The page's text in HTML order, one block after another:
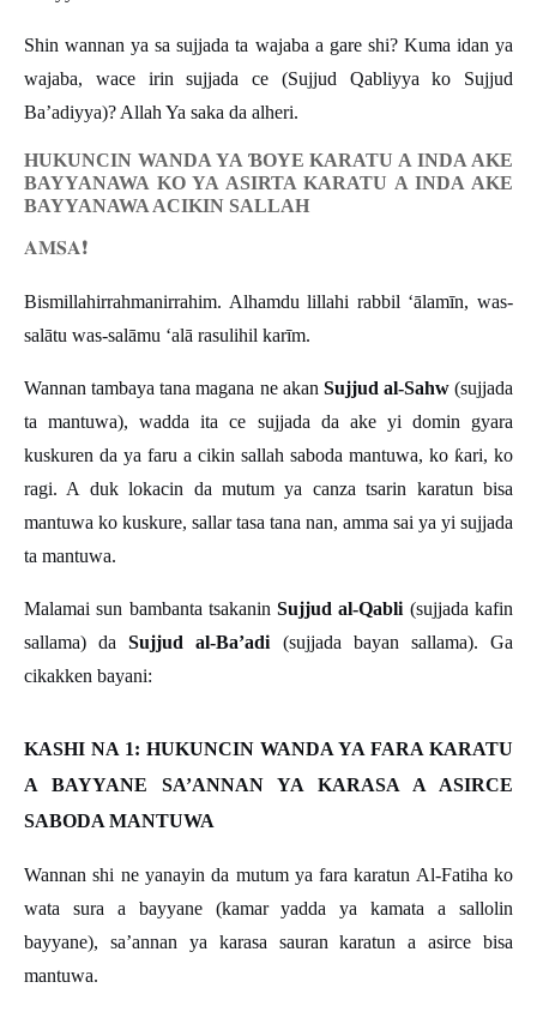
Shin wannan ya sa sujjada ta wajaba a gare shi? Kuma idan ya
wajaba, wace irin sujjada ce (Sujjud Qabliyya ko Sujjud
Ba’adiyya)? Allah Ya saka da alheri.
HUKUNCIN WANDA YA ƁOYE KARATU A INDA AKE
BAYYANAWA KO YA ASIRTA KARATU A INDA AKE
BAYYANAWA ACIKIN SALLAH
𝐀𝐌𝐒𝐀❗️
Bismillahirrahmanirrahim. Alhamdu lillahi rabbil ‘ālamīn, was-
salātu was-salāmu ‘alā rasulihil karīm.
Wannan tambaya tana magana ne akan Sujjud al-Sahw(sujjada
ta mantuwa), wadda ita ce sujjada da ake yi domin gyara
kuskuren da ya faru a cikin sallah saboda mantuwa, ko ƙari, ko
ragi. A duk lokacin da mutum ya canza tsarin karatun bisa
mantuwa ko kuskure, sallar tasa tana nan, amma sai ya yi sujjada
ta mantuwa.
Malamai sun bambanta tsakaninSujjud al-Qabli (sujjada kafin
sallama) daSujjud al-Ba’adi (sujjada bayan sallama). Ga
cikakken bayani:
KASHI NA 1: HUKUNCIN WANDA YA FARA KARATU
A BAYYANE SA’ANNAN YA KARASA A ASIRCE
SABODA MANTUWA
Wannan shi ne yanayin da mutum ya fara karatun Al-Fatiha ko
wata sura a bayyane (kamar yadda ya kamata a sallolin
bayyane), sa’annan ya karasa sauran karatun a asirce bisa
mantuwa.